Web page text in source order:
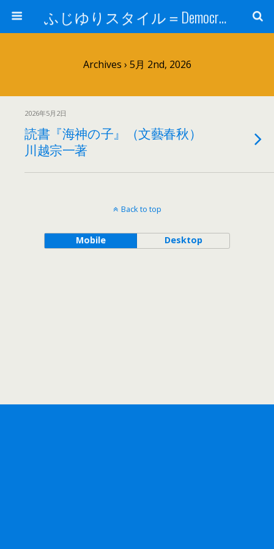
ふじゆりスタイル＝Democratic Luxury ＠花祭窯＝＝
Archives › 5月 2nd, 2026
2026年5月2日
読書『海神の子』（文藝春秋）
川越宗一著
Back to top
Mobile Desktop